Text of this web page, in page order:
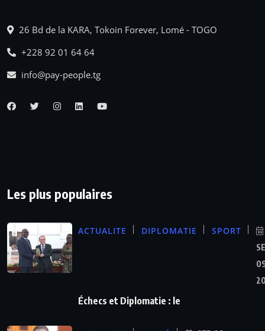
26 Bd de la KARA, Tokoin Forever, Lomé - TOGO
+228 92 01 64 64
info@pay-people.tg
Les plus populaires
ACTUALITE DIPLOMATIE SPORT
Échecs et Diplomatie : le